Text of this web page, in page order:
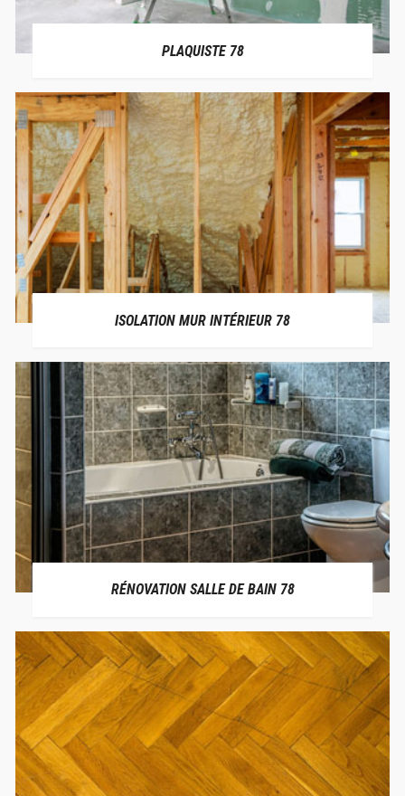
PLAQUISTE 78
ISOLATION MUR INTÉRIEUR 78
RÉNOVATION SALLE DE BAIN 78